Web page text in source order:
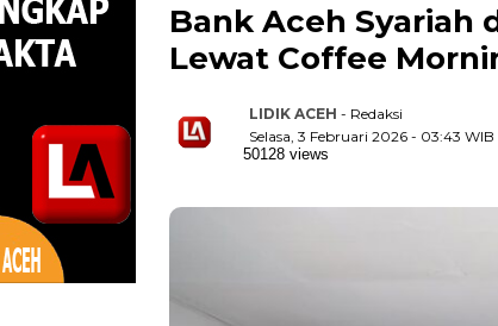
Bank Aceh Syariah
Lewat Coffee
LIDIK ACEH - Redaksi
Selasa, 3 Februari 2026 - 03:43 WIB
50128 views